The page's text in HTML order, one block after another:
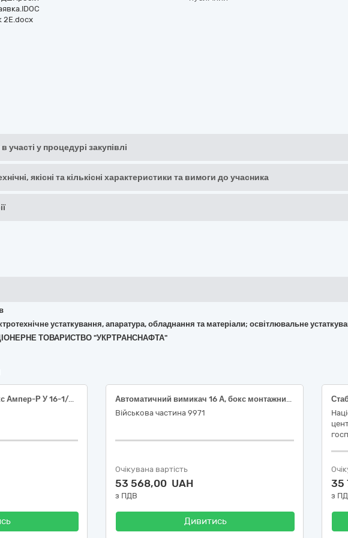
2Е.docx
участі у процедурі закупівлі
якісні та кількісні характеристики та вимоги до учасника
устаткування, апаратура, обладнання та матеріали; освітлювальне
ТОВАРИСТВО "УКРТРАНСНАФТА"
Стабілізатор напруги Елекс Ампер-Р У 16-1/40 v2.1 (9 кВА)
Автоматичний вимикач 16 А, бокс монтажний, колодка електрична, кабельний ввід (сальник)
Військова частина 9971
Очікувана вартість
53 568,00 UAH
з ПДВ
Дивитись
35
з